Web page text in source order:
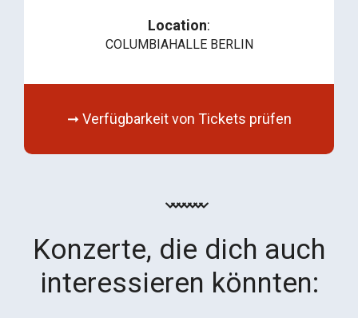
Location:
COLUMBIAHALLE BERLIN
➞ Verfügbarkeit von Tickets prüfen
Konzerte, die dich auch
interessieren könnten: